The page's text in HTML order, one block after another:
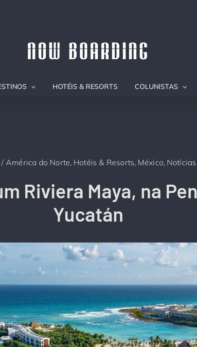
HOTÉIS & RESORTS COLUNISTAS
América do Norte Hotéis & Resorts México Notícias
Riviera Maya, na
Yucatán